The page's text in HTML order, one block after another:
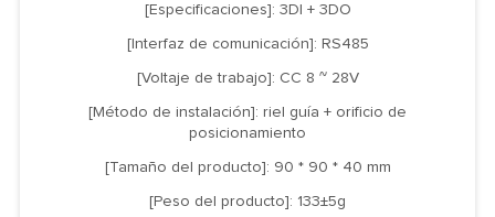
[Especificaciones]: 3DI + 3DO
[Interfaz de comunicación]: RS485
[Voltaje de trabajo]: CC 8 ~ 28V
[Método de instalación]: riel guía + orificio de
posicionamiento
[Tamaño del producto]: 90 * 90 * 40 mm
[Peso del producto]: 133±5g